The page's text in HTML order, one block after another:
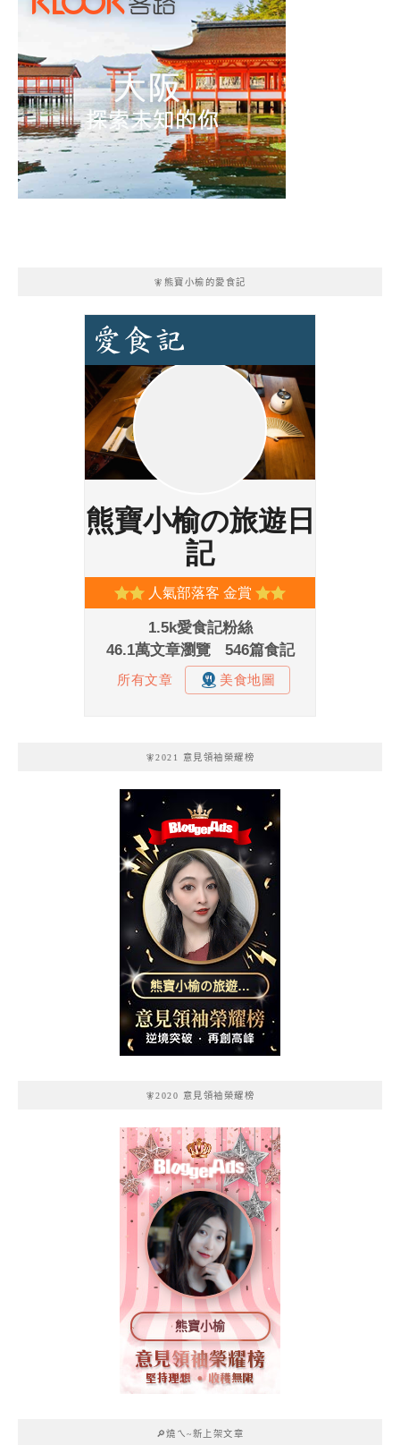
🧚熊寶小榆的愛食記
🧚2021 意見領袖榮耀榜
熊寶小榆の旅遊日
記
🧚2020 意見領袖榮耀榜
熊寶小榆
🔎燒ㄟ~新上架文章